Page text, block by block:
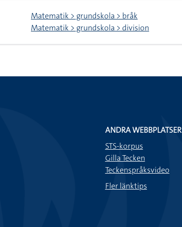
Matematik > grundskola > bråk
Matematik > grundskola > division
ANDRA WEBBPLATSER
STS-korpus
Gilla Tecken
Teckenspråksvideo
Fler länktips